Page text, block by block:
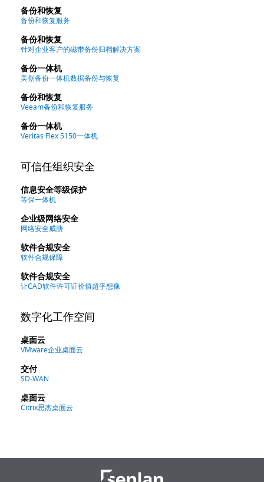
备份和恢复
备份和恢复服务
备份和恢复
针对企业客户的磁带备份归档解决方案
备份一体机
美创备份一体机数据备份与恢复
备份和恢复
Veeam备份和恢复服务
备份一体机
Veritas Flex 5150一体机
可信任组织安全
信息安全等级保护
等保一体机
企业级网络安全
网络安全威胁
软件合规安全
软件合规保障
软件合规安全
让CAD软件许可证价值超乎想像
数字化工作空间
桌面云
VMware企业桌面云
交付
SD-WAN
桌面云
Citrix思杰桌面云